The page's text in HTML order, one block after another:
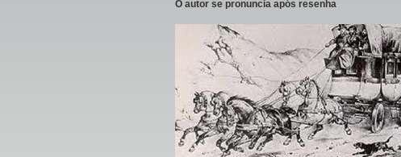
O autor se pronuncia após resenha